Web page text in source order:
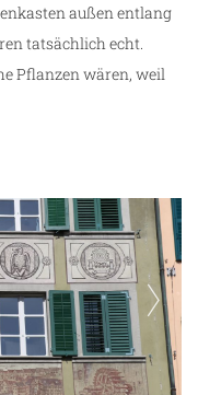
außen entlang
tatsächlich echt.
Pflanzen wären, weil